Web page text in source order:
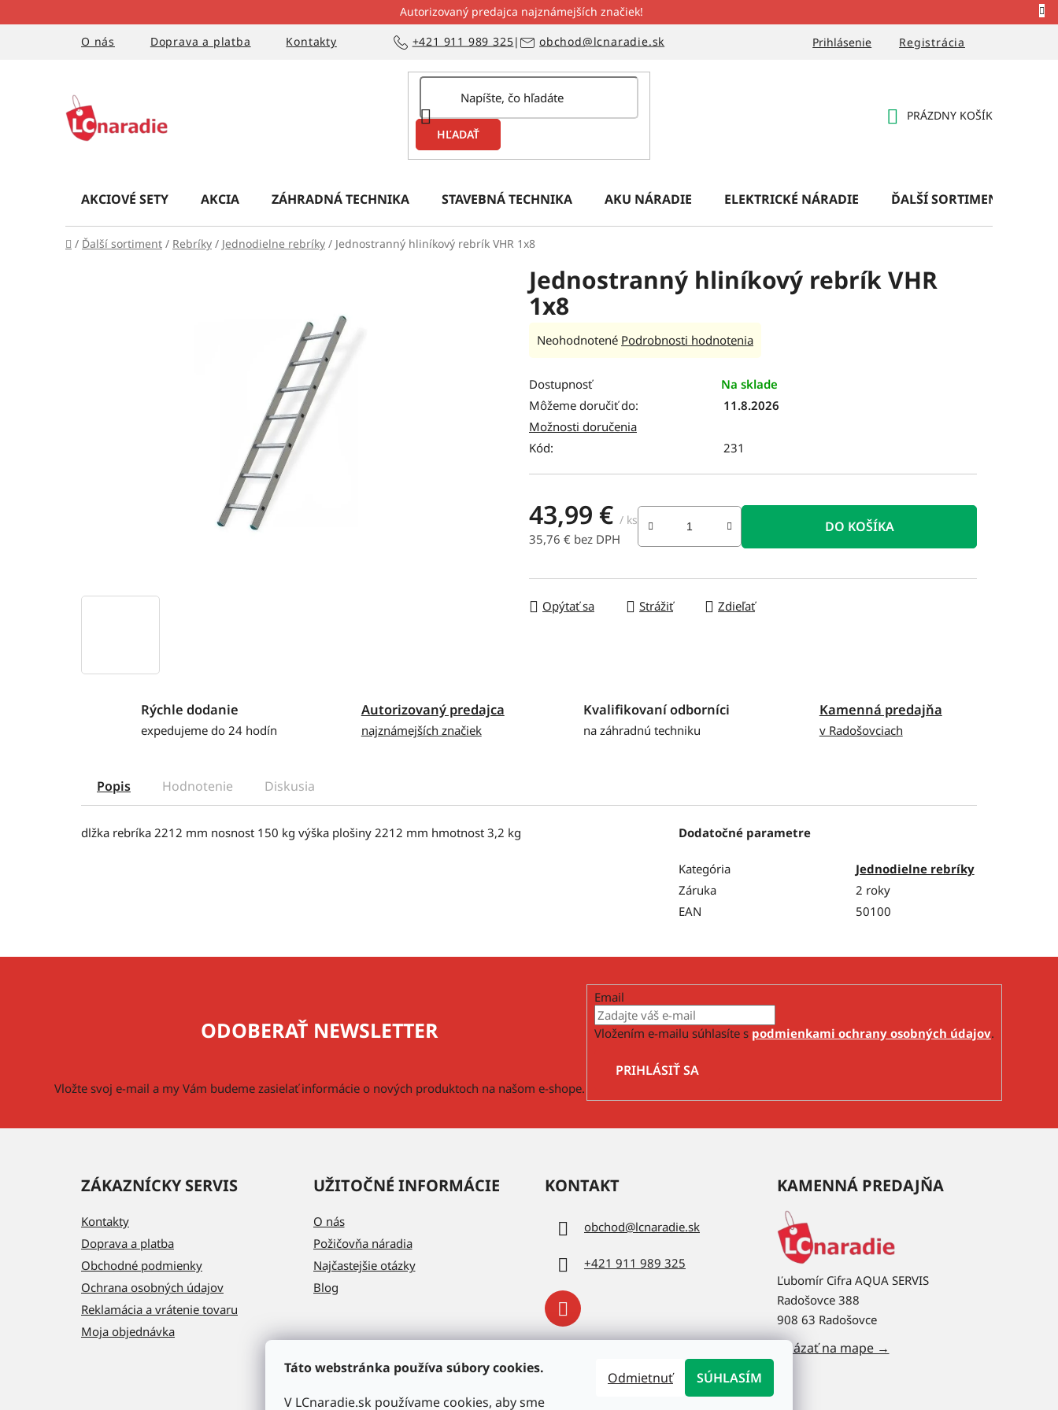
Táto webstránka používa súbory cookies.
V LCnaradie.sk používame cookies, aby sme
Odmietnuť SÚHLASÍM
na
Autorizovaný predajca najznámejších značiek!
O nás
Doprava a platba Kontakty Prihlásenie Registrácia
+421 911 989 325| obchod@lcnaradie.sk
HĽADAŤ
PRÁZDNY KOŠÍK
AKCIOVÉ SETY AKCIA ZÁHRADNÁ TECHNIKA STAVEBNÁ TECHNIKA AKU NÁRADIE ELEKTRICKÉ NÁRADIE ĎALŠÍ SORTIMENT
Domov
/ Ďalší sortiment / Rebríky / Jednodielne rebríky / Jednostranný hliníkový rebrík VHR 1x8
Jednostranný hliníkový rebrík VHR
1x8
Priemerné
produktu
je
0,0
z
5
hviezdičiek.
Neohodnotené Podrobnosti hodnotenia
Dostupnosť
Na sklade
Môžeme doručiť do:
11.8.2026
Možnosti doručenia
Kód:
231
43,99 € / ks
35,76 € bez DPH
DO KOŠÍKA
Opýtať sa Strážiť Zdieľať
Rýchle dodanie
expedujeme do 24 hodín
Autorizovaný predajca
najznámejších značiek
Kvalifikovaní odborníci
na záhradnú techniku
Kamenná predajňa
v Radošovciach
Popis Hodnotenie Diskusia
dlžka rebríka 2212 mm nosnost 150 kg výška plošiny 2212 mm hmotnost 3,2 kg Dodatočné parametre
Kategória
Jednodielne rebríky
Záruka
2 roky
EAN
50100
ODOBERAŤ NEWSLETTER
Vložte svoj e-mail a my Vám budeme zasielať informácie o nových produktoch na našom e-shope.
Email
Vložením e-mailu súhlasíte s podmienkami ochrany osobných údajov.
PRIHLÁSIŤ SA
ZÁKAZNÍCKY SERVIS
Kontakty
Doprava a platba
Obchodné podmienky
Ochrana osobných údajov
Reklamácia a vrátenie tovaru
Moja objednávka
UŽITOČNÉ INFORMÁCIE
O nás
Požičovňa náradia
Najčastejšie otázky
Blog
KONTAKT
obchod@lcnaradie.sk
+421 911 989 325
KAMENNÁ PREDAJŇA
Ľubomír Cifra AQUA SERVIS
Radošovce 388
908 63 Radošovce
Ukázať na mape →